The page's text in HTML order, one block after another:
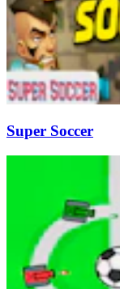
Super Soccer